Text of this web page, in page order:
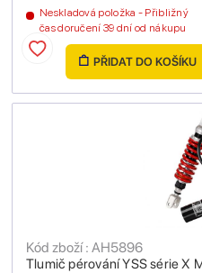
Neskladová položka - Přibližný
čas doručení 39 dní od nákupu
PŘIDAT DO KOŠÍKU
Tlumič pérování YSS série X
Kód zboží : AH5896